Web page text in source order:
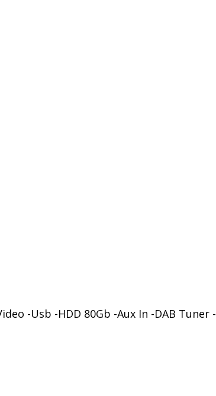
-Usb -HDD 80Gb -Aux In -DAB Tuner -